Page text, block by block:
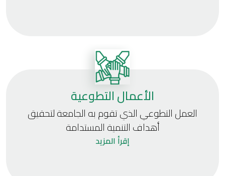
الأعمال التطوعية
العمل التطوعي الذي تقوم به الجامعة لتحقيق
أهداف التنمية المستدامة
إقرأ المزيد